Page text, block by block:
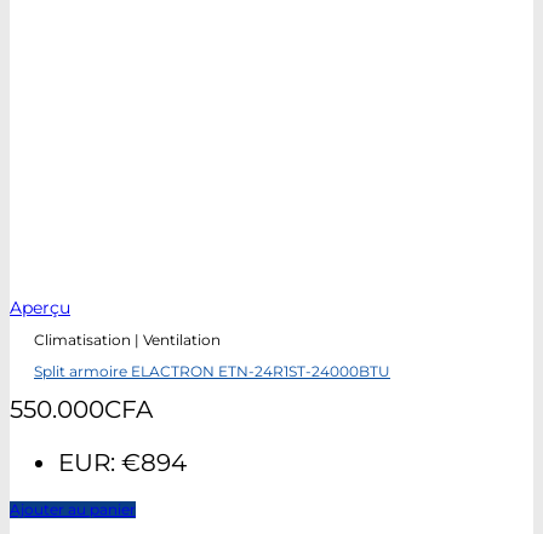
Aperçu
Climatisation | Ventilation
Split armoire ELACTRON ETN-24R1ST-24000BTU
550.000CFA
EUR: €894
Ajouter au panier